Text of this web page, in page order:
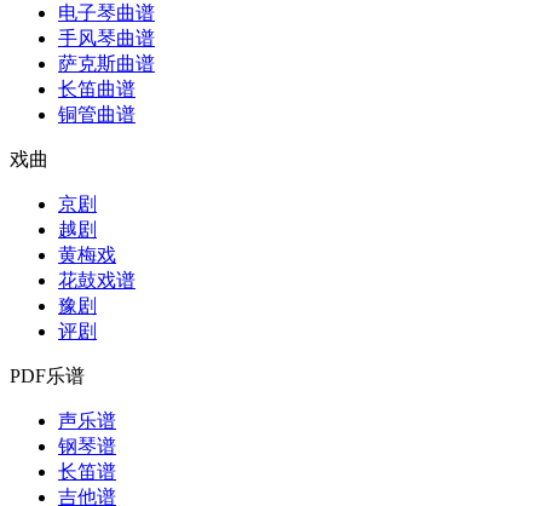
电子琴曲谱
手风琴曲谱
萨克斯曲谱
长笛曲谱
铜管曲谱
戏曲
京剧
越剧
黄梅戏
花鼓戏谱
豫剧
评剧
PDF乐谱
声乐谱
钢琴谱
长笛谱
吉他谱